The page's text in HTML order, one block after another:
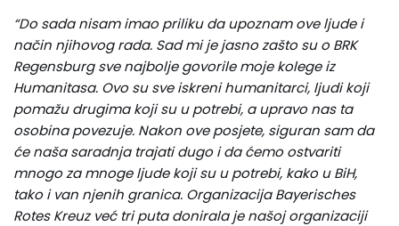
“Do sada nisam imao priliku da upoznam ove ljude i
način njihovog rada. Sad mi je jasno zašto su o BRK
Regensburg sve najbolje govorile moje kolege iz
Humanitasa. Ovo su sve iskreni humanitarci, ljudi koji
pomažu drugima koji su u potrebi, a upravo nas ta
osobina povezuje. Nakon ove posjete, siguran sam da
će naša saradnja trajati dugo i da ćemo ostvariti
mnogo za mnoge ljude koji su u potrebi, kako u BiH,
tako i van njenih granica. Organizacija Bayerisches
Rotes Kreuz već tri puta donirala je našoj organizaciji